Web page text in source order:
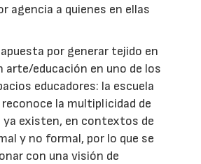
agencia a quienes en ellas
por generar tejido en
arte/educación en uno de los
educadores: la escuela
reconoce la multiplicidad de
ya existen, en contextos de
y no formal, por lo que se
con una visión de